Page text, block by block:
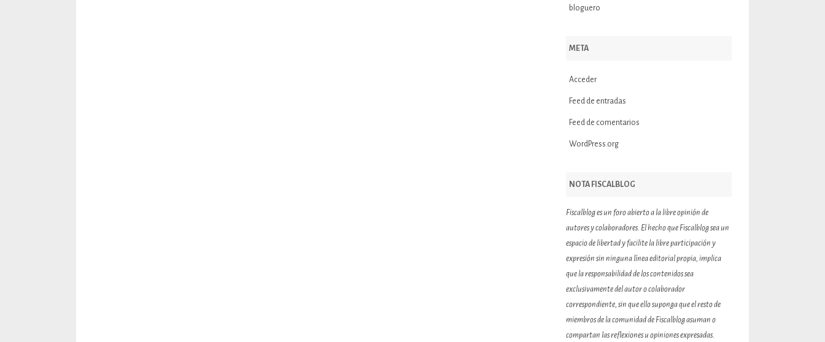
bloguero
META
Acceder
Feed de entradas
Feed de comentarios
WordPress.org
NOTA FISCALBLOG
Fiscalblog es un foro abierto a la libre opinión de
autores y colaboradores. El hecho que Fiscalblog sea un
espacio de libertad y facilite la libre participación y
expresión sin ninguna línea editorial propia, implica
que la responsabilidad de los contenidos sea
exclusivamente del autor o colaborador
correspondiente, sin que ello suponga que el resto de
miembros de la comunidad de Fiscalblog asuman o
compartan las reflexiones u opiniones expresadas.